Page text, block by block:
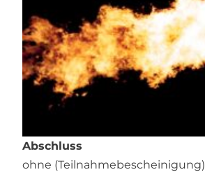
Abschluss
ohne (Teilnahmebescheinigung)